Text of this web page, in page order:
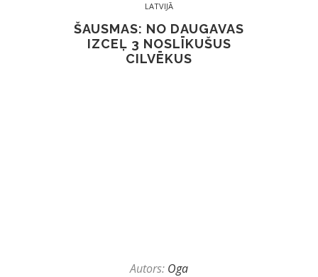
LATVIJĀ
ŠAUSMAS: NO DAUGAVAS
IZCEĻ 3 NOSLĪKUŠUS
CILVĒKUS
Autors: Oga